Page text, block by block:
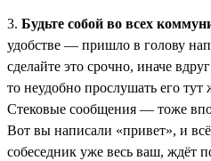
3. Будьте собой во всех
удобстве — пришло в голову
сделайте это срочно, иначе
то неудобно прослушать его
Стековые сообщения — тоже
Вот вы написали «привет», и
собеседник уже весь ваш, ждёт